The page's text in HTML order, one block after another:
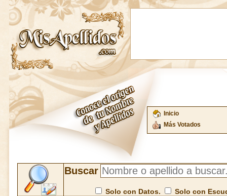
Inicio
Más Votados
Buscar
Solo con Datos. Solo con